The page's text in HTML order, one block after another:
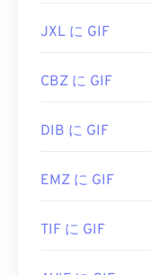
JXL に GIF
CBZ に GIF
DIB に GIF
EMZ に GIF
TIF に GIF